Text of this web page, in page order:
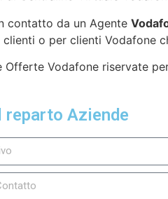
contatto da un Agente
o per clienti Vodafone
Offerte Vodafone riservate
reparto Aziende